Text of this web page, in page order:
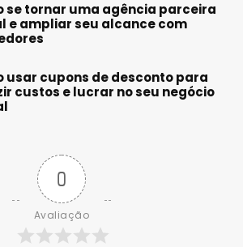
se tornar uma agência parceira
e ampliar seu alcance com
usar cupons de desconto para
custos e lucrar no seu negócio
0
Avaliação